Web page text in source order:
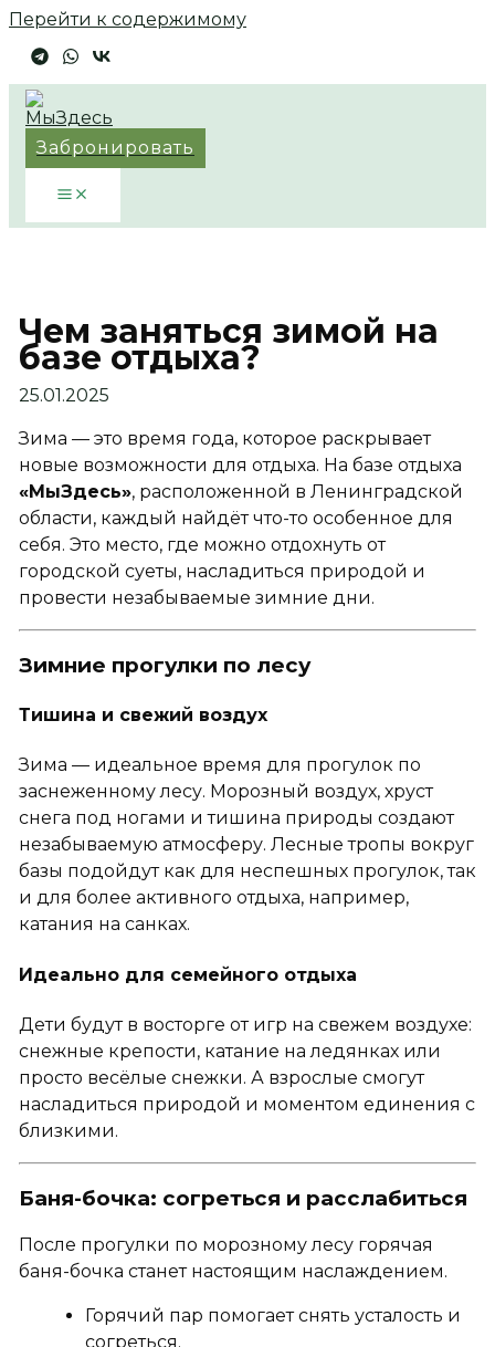
Перейти к содержимому
Забронировать
Чем заняться зимой на
базе отдыха?
25.01.2025
Зима — это время года, которое раскрывает
новые возможности для отдыха. На базе отдыха
«МыЗдесь», расположенной в Ленинградской
области, каждый найдёт что-то особенное для
себя. Это место, где можно отдохнуть от
городской суеты, насладиться природой и
провести незабываемые зимние дни.
Зимние прогулки по лесу
Тишина и свежий воздух
Зима — идеальное время для прогулок по
заснеженному лесу. Морозный воздух, хруст
снега под ногами и тишина природы создают
незабываемую атмосферу. Лесные тропы вокруг
базы подойдут как для неспешных прогулок, так
и для более активного отдыха, например,
катания на санках.
Идеально для семейного отдыха
Дети будут в восторге от игр на свежем воздухе:
снежные крепости, катание на ледянках или
просто весёлые снежки. А взрослые смогут
насладиться природой и моментом единения с
близкими.
Баня-бочка: согреться и расслабиться
После прогулки по морозному лесу горячая
баня-бочка станет настоящим наслаждением.
Горячий пар помогает снять усталость и
согреться.